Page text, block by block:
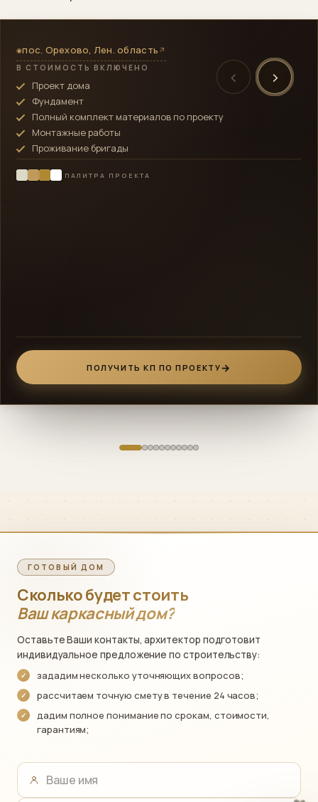
компания всегда реагировала. Если будете
что пришли по нашей рекомендации, нам уже
сдали дом, отзыв у нас брали. Кристина,
готовый дом в Щеглово.
◉пос. Орехово, Лен. область ↗
В СТОИМОСТЬ ВКЛЮЧЕНО
Проект дома
Фундамент
Полный комплект материалов по проекту
Монтажные работы
Проживание бригады
ПАЛИТРА ПРОЕКТА
ПОЛУЧИТЬ КП ПО ПРОЕКТУ
‹ ›
ГОТОВЫЙ ДОМ
Сколько будет стоить
Ваш каркасный дом?
Оставьте Ваши контакты, архитектор подготовит
индивидуальное предложение по строительству:
зададим несколько уточняющих вопросов;
рассчитаем точную смету в течение 24 часов;
дадим полное понимание по срокам, стоимости,
гарантиям;
Ваше имя